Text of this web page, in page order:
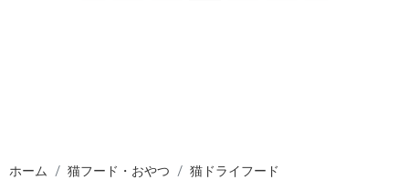
ホーム 猫フード・おやつ 猫ドライフード